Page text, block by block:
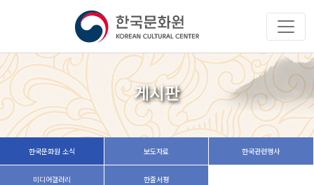
게시판
한국문화원 소식 보도자료 한국관련행사
미디어갤러리 한줄서평